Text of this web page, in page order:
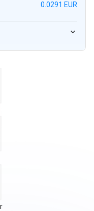
0.0291 EUR